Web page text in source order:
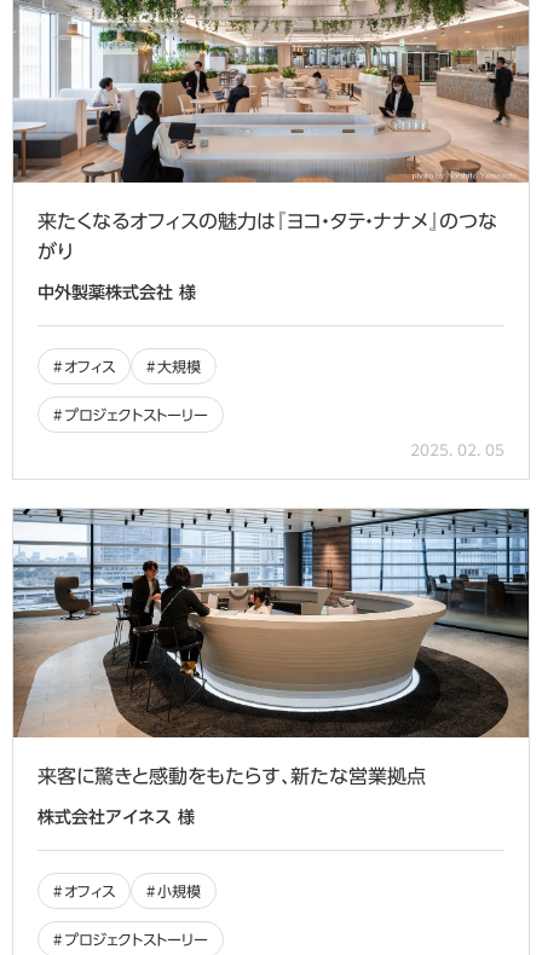
来たくなるオフィスの魅力は『ヨコ・タテ・ナナメ』のつな
がり
中外製薬株式会社 様
オフィス 大規模
プロジェクトストーリー
2025. 02. 05
来客に驚きと感動をもたらす、新たな営業拠点
株式会社アイネス 様
オフィス 小規模
プロジェクトストーリー